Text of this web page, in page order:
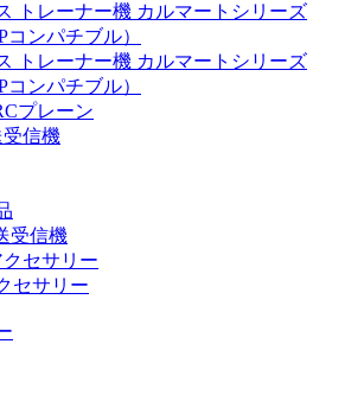
トレーナー機 カルマートシリーズ
コンパチブル）
トレーナー機 カルマートシリーズ
コンパチブル）
プレーン
受信機
受信機
クセサリー
セサリー